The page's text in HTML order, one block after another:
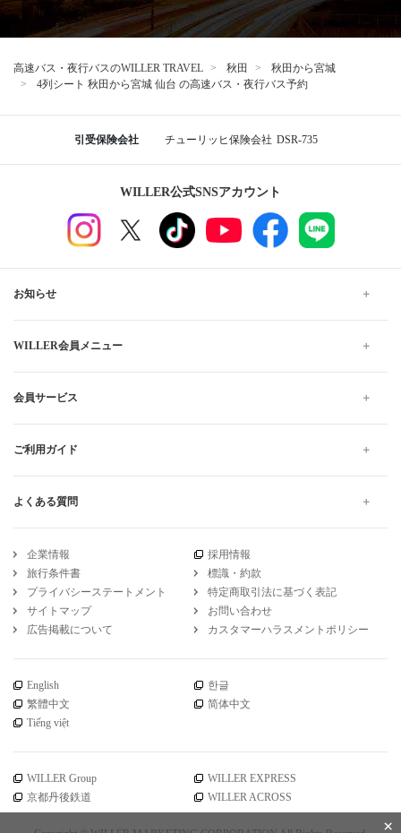
高速バス・夜行バスのWILLER TRAVEL 秋田
秋田から宮城
4列シート 秋田から宮城 仙台 の高速バス・夜行バス予約
引受保険会社 チューリッヒ保険会社 DSR-735
WILLER公式SNSアカウント
お知らせ
WILLER会員メニュー
会員サービス
ご利用ガイド
よくある質問
企業情報
採用情報
旅行条件書
標識・約款
プライバシーステートメント
特定商取引法に基づく表記
サイトマップ
お問い合わせ
広告掲載について
カスタマーハラスメントポリシー
English
한글
繁體中文
简体中文
Tiếng việt
WILLER Group
WILLER EXPRESS
京都丹後鉄道
WILLER ACROSS
×